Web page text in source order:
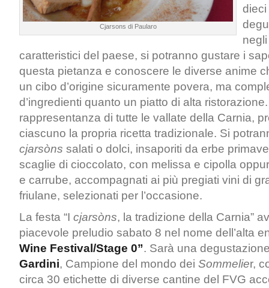
Cjarsons di Paularo
dieci
caratteristici del paese, si potranno gustare i
questa pietanza e conoscere le diverse anime
un cibo d’origine sicuramente povera, ma
d’ingredienti quanto un piatto di alta
rappresentanza di tutte le vallate della Carnia,
ciascuno la propria ricetta tradizionale. Si
cjarsòns salati o dolci, insaporiti da erbe
scaglie di cioccolato, con melissa e cipolla
e carrube, accompagnati ai più pregiati vini di
friulane, selezionati per l’occasione.
La festa “I cjarsòns, la tradizione della Carnia”
piacevole preludio sabato 8 nel nome dell’alta
Wine Festival/Stage 0”. Sarà una
Gardini, Campione del mondo dei Sommelier,
circa 30 etichette di diverse cantine del FVG